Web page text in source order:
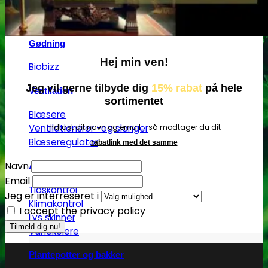
Vandtanke
Gødning
Biobizz
Ventilation
Blæsere
Ventilationsrør -og slanger
Blæseregulator
Automatisering
Tidskontrol
Klimakontrol
Lys skinner
Vandkølere
Plantepotter og bakker
Hej min ven!
Jeg vil gerne tilbyde dig 15% rabat på hele
sortimentet
Indtast dit navn og email - så modtager du dit
rabatlink med det samme
Navn
Email
Jeg er interreseret i
I accept the privacy policy